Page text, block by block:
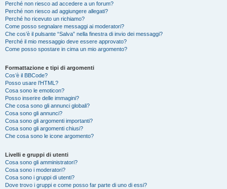
Perché non riesco ad accedere a un forum?
Perché non riesco ad aggiungere allegati?
Perché ho ricevuto un richiamo?
Come posso segnalare messaggi ai moderatori?
Che cos’è il pulsante “Salva” nella finestra di invio dei messaggi?
Perché il mio messaggio deve essere approvato?
Come posso spostare in cima un mio argomento?
Formattazione e tipi di argomenti
Cos’è il BBCode?
Posso usare l’HTML?
Cosa sono le emoticon?
Posso inserire delle immagini?
Che cosa sono gli annunci globali?
Cosa sono gli annunci?
Cosa sono gli argomenti importanti?
Cosa sono gli argomenti chiusi?
Che cosa sono le icone argomento?
Livelli e gruppi di utenti
Cosa sono gli amministratori?
Cosa sono i moderatori?
Cosa sono i gruppi di utenti?
Dove trovo i gruppi e come posso far parte di uno di essi?